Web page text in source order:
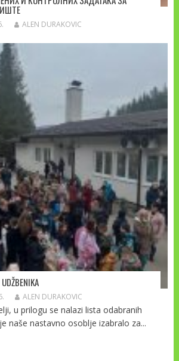
ALEN DURAKOVIC
ALEN DURAKOVIC
u prilogu se nalazi lista odabranih
naše nastavno osoblje izabralo za...